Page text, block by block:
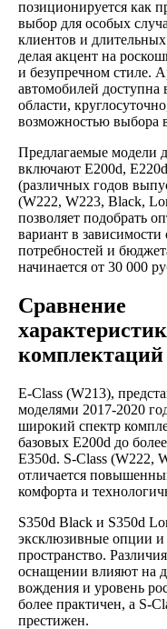
позиционируется как
выбор для особых
клиентов и
делая акцент на
и безупречном стиле.
автомобилей доступна
области,
возможностью выбора
Предлагаемые модели
включают E200d,
(различных годов
(W222, W223, Black,
позволяет подобрать
вариант в зависимости
потребностей и
начинается от 30 000
Сравнение
комплектаций
E-Class (W213),
моделями 2017-2020
широкий спектр
базовых E200d до
E350d. S-Class (W222,
отличается
комфорта и
S350d Black и S350d
эксклюзивные опции и
пространство.
оснащении влияют на
вождения и уровень
более практичен, а S-
престижен.